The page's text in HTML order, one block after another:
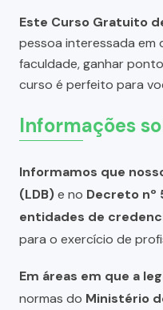
Este Curso Gratuito
pessoa interessada em
faculdade, ganhar
curso é perfeito para
Informações
Informamos que
(LDB)e no Decreto nº
entidades de
para o exercício de
Em áreas em que a
normas do Ministério